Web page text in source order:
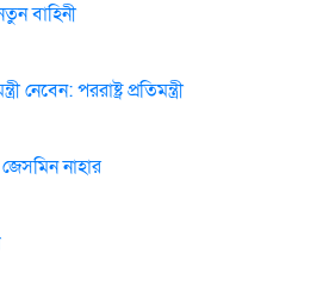
বাহিনী
নেবেন: পররাষ্ট্র প্রতিমন্ত্রী
নাহার